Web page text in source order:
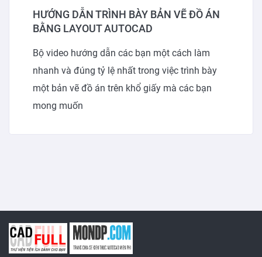
HƯỚNG DẪN TRÌNH BÀY BẢN VẼ ĐỒ ÁN
BẰNG LAYOUT AUTOCAD
Bộ video hướng dẫn các bạn một cách làm
nhanh và đúng tỷ lệ nhất trong việc trình bày
một bản vẽ đồ án trên khổ giấy mà các bạn
mong muốn